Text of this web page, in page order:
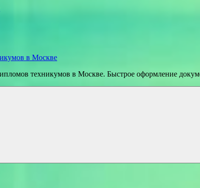
в Москве
техникумов в Москве. Быстрое оформление